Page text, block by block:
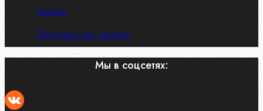
Штифты
Латунный и бр. крепеж
Мы в соцсетях: